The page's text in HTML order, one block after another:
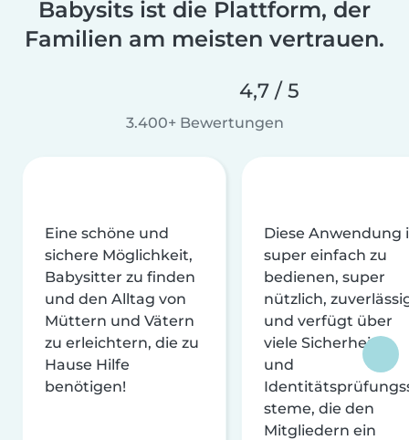
Babysits ist die Plattform, der
Familien am meisten vertrauen.
4,7 / 5
3.400+ Bewertungen
Eine schöne und
sichere Möglichkeit,
Babysitter zu finden
und den Alltag von
Müttern und Vätern
zu erleichtern, die zu
Hause Hilfe
benötigen!
Diese Anwendung
super einfach zu
bedienen, super
nützlich,
und verfügt über
viele Sicherheits-
und
steme, die den
Mitgliedern ein